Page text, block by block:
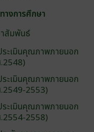
างการศึกษา
าสัมพันธ์
ระเมินคุณภาพภายนอก
ระเมินคุณภาพภายนอก
2553)
ระเมินคุณภาพภายนอก
2558)